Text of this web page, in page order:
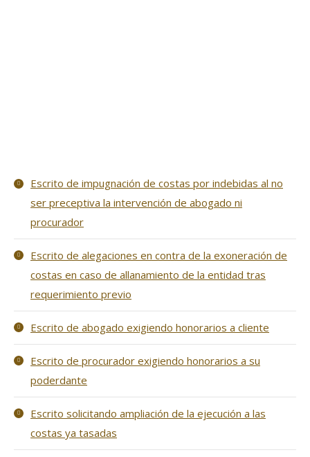
Escrito de impugnación de costas por indebidas al no
ser preceptiva la intervención de abogado ni
procurador
Escrito de alegaciones en contra de la exoneración de
costas en caso de allanamiento de la entidad tras
requerimiento previo
Escrito de abogado exigiendo honorarios a cliente
Escrito de procurador exigiendo honorarios a su
poderdante
Escrito solicitando ampliación de la ejecución a las
costas ya tasadas